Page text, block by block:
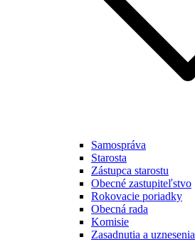
Samospráva
Starosta
Zástupca starostu
Obecné zastupiteľstvo
Rokovacie poriadky
Obecná rada
Komisie
Zasadnutia a uznesenia